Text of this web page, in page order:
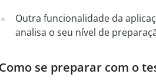
Outra funcionalidade da
analisa o seu nível de
Como se preparar com o